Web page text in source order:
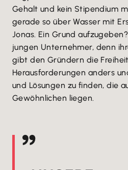
Gehalt und kein Stipendium
gerade so über Wasser mit
Jonas. Ein Grund
jungen Unternehmer, denn
gibt den Gründern die
Herausforderungen anders
und Lösungen zu finden, die
Gewöhnlichen liegen.